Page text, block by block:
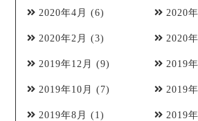
2020年4月 (6) 2020
2020年2月 (3) 2020
2019年12月 (9) 2019
2019年10月 (7) 2019
2019年8月 (1) 2019